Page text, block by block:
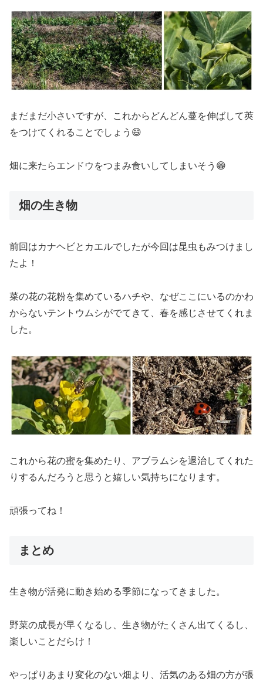
まだまだ小さいですが、これからどんどん蔓を伸ばして莢
をつけてくれることでしょう😄
畑に来たらエンドウをつまみ食いしてしまいそう😁
畑の生き物
前回はカナヘビとカエルでしたが今回は昆虫もみつけまし
たよ！
菜の花の花粉を集めているハチや、なぜここにいるのかわ
からないテントウムシがでてきて、春を感じさせてくれま
した。
これから花の蜜を集めたり、アブラムシを退治してくれた
りするんだろうと思うと嬉しい気持ちになります。
頑張ってね！
まとめ
生き物が活発に動き始める季節になってきました。
野菜の成長が早くなるし、生き物がたくさん出てくるし、
楽しいことだらけ！
やっぱりあまり変化のない畑より、活気のある畑の方が張